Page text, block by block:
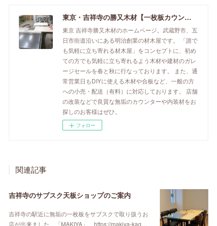
東京・吉祥寺の勝又木材【一枚板カウンター】
東京 吉祥寺勝又木材のホームページ。武蔵野市、五
日市街道沿いにある明治創業の材木屋です。 「誰で
も気軽に立ち寄れる材木屋」をコンセプトに、初め
ての方でも気軽に立ち寄れるよう木材や建材のガレ
ージセールを春と秋に行なっております。 また、通
常営業日もDIYに使える木材や合板など、一般の方
への小売・配送（有料）に対応しております。 店舗
の改装などで良質な無垢のカウンターや内装材をお
探しのお客様はぜひ。
フォロー
関連記事
吉祥寺のサブスク天板ショップのご案内
吉祥寺の駅近に無垢の一枚板をサブスクで取り扱うお
店が出来ました。「MAKIYA」 https://makiya-kag…